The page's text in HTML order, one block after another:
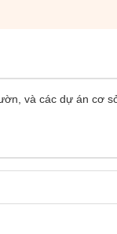
và các dự án cơ